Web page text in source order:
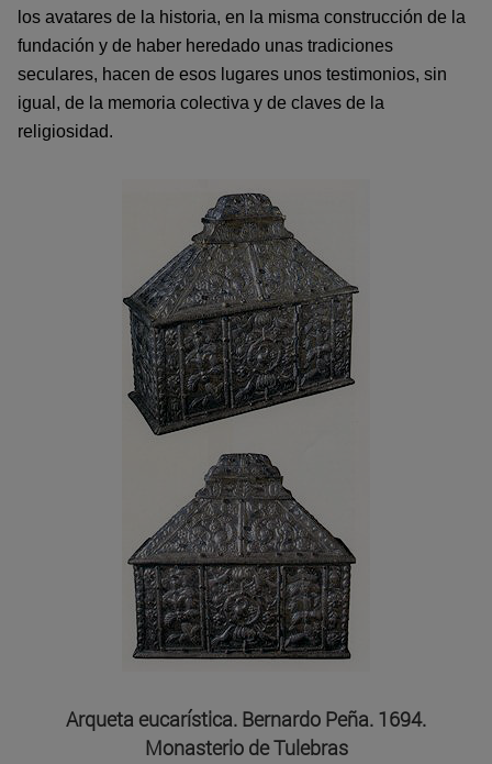
los avatares de la historia, en la misma construcción de la
fundación y de haber heredado unas tradiciones
seculares, hacen de esos lugares unos testimonios, sin
igual, de la memoria colectiva y de claves de la
religiosidad.
Arqueta eucarística. Bernardo Peña. 1694.
Monasterio de Tulebras